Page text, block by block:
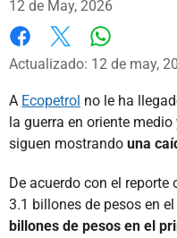
12 de May, 2026
Facebook
X
Actualizado: 12 de may,
A Ecopetrol no le ha
la guerra en oriente
siguen mostrando una
De acuerdo con el
3.1 billones de pesos en
billones de pesos en el